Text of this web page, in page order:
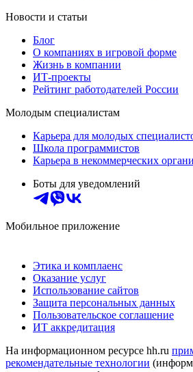
Новости и статьи
Блог
О компаниях в игровой форме
Жизнь в компании
ИТ-проекты
Рейтинг работодателей России
Молодым специалистам
Карьера для молодых
Школа программистов
Карьера в некоммерческих
Боты для уведомлений
Мобильное приложение
Этика и комплаенс
Оказание услуг
Использование сайтов
Защита персональных данных
Пользовательское соглашение
ИТ аккредитация
На информационном ресурсе hh.ru
рекомендательные технологии